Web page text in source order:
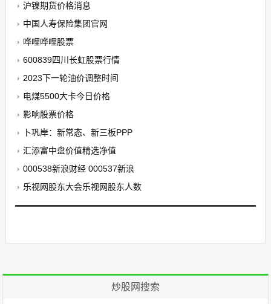
沪镍期货价格消息
中国人寿保险集团官网
哗哩哗哩股票
600839四川长虹股票行情
2023下一轮油价调整时间
电煤5500大卡今日价格
影响股票价格
卜巩岸：新常态、新三板PPP
汇添富中盘价值精选净值
000538新浪财经 000537新浪
乐视网股东大会乐视网股东人数
炒股网搜索